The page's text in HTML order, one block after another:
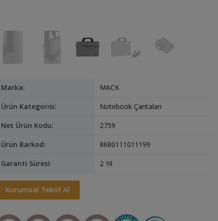
Marka: MACK
Ürün Kategorisi: Notebook Çantaları
Net Ürün Kodu: 2759
Ürün Barkod: 8680111011199
Garanti Süresi: 2 Yıl
Kurumsal Teklif Al